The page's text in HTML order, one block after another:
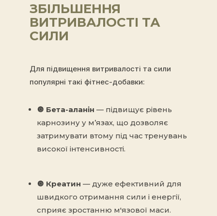
ЗБІЛЬШЕННЯ
ВИТРИВАЛОСТІ ТА
СИЛИ
Для підвищення витривалості та сили
популярні такі фітнес-добавки:
🔘 Бета-аланін — підвищує рівень
карнозину у м’язах, що дозволяє
затримувати втому під час тренувань
високої інтенсивності.
🔘 Креатин — дуже ефективний для
швидкого отримання сили і енергії,
сприяє зростанню м'язової маси.